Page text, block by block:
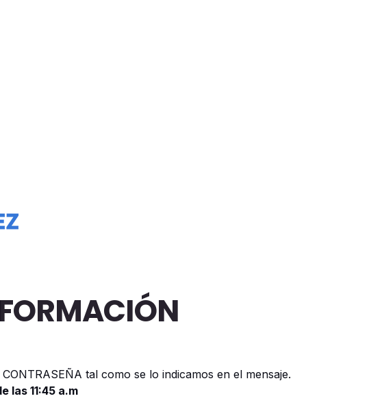
tal como se lo indicamos en el mensaje.
las 11:45 a.m